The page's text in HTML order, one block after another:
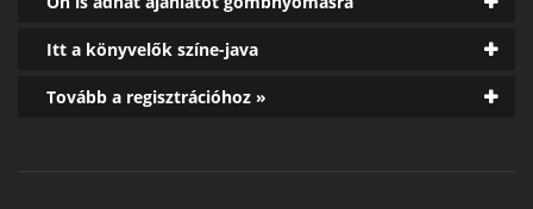
Itt a könyvelők színe-java
Tovább a regisztrációhoz »